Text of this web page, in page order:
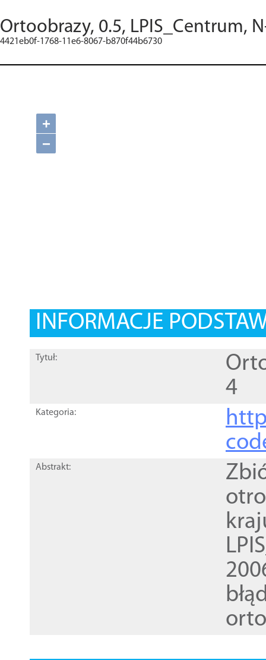
Ortoobrazy, 0.5, LPIS_Centrum,
4421eb0f-1768-11e6-8067-b870f44b6730
+
−
INFORMACJE
Tytuł:
4
Kategoria:
Abstrakt: